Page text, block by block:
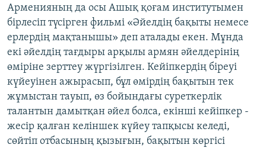
Арменияның да осы Ашық қоғам институтымен
бірлесіп түсірген фильмі «Әйелдің бақыты немесе
ерлердің мақтанышы» деп аталады екен. Мұнда
екі әйелдің тағдыры арқылы армян әйелдерінің
өміріне зерттеу жүргізілген. Кейіпкердің біреуі
күйеуінен ажырасып, бұл өмірдің бақытын тек
жұмыстан тауып, өз бойындағы суреткерлік
талантын дамытқан әйел болса, екінші кейіпкер -
жесір қалған келіншек күйеу тапқысы келеді,
сөйтіп отбасының қызығын, бақытын көргісі